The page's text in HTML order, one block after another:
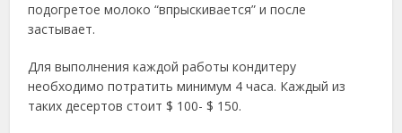
подогретое молоко “впрыскивается” и после
застывает.
Для выполнения каждой работы кондитеру
необходимо потратить минимум 4 часа. Каждый из
таких десертов стоит $ 100- $ 150.